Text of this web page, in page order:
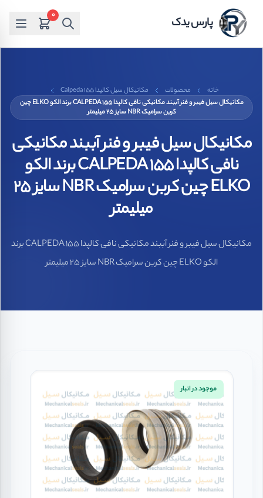
پارس یدک 0
خانه محصولات
مکانیکال سیل کالپدا Calpeda 155
مکانیکال سیل فیبر و فنر آببند مکانیکی نافی کالپدا CALPEDA 155 برند الکو ELKO چین
کربن سرامیک NBR سایز 25 میلیمتر
مکانیکال سیل فیبر و فنر آببند مکانیکی
نافی کالپدا CALPEDA 155 برند الکو
ELKO چین کربن سرامیک NBR سایز 25
میلیمتر
مکانیکال سیل فیبر و فنر آببند مکانیکی نافی کالپدا CALPEDA 155 برند
الکو ELKO چین کربن سرامیک NBR سایز 25 میلیمتر
موجود در انبار